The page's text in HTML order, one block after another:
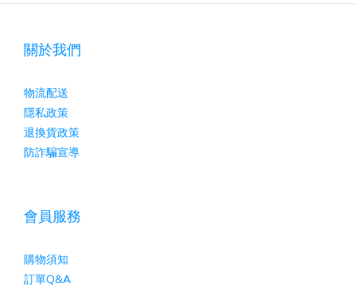
關於我們
物流配送
隱私政策
退換貨政策
防詐騙宣導
會員服務
購物須知
訂單Q&A